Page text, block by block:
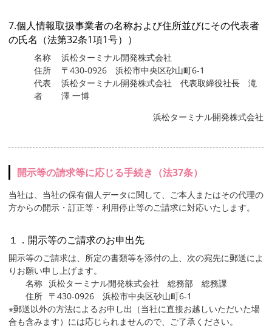
7.個人情報取扱事業者の名称および住所並びにその代表者
の氏名（法第32条1項1号））
名称
浜松ターミナル開発株式会社
住所
〒430-0926 浜松市中央区砂山町6-1
代表
者
浜松ターミナル開発株式会社 代表取締役社長 滝
澤 一博
浜松ターミナル開発株式会社
開示等の請求等に応じる手続き（法37条）
当社は、当社の保有個人データに関して、ご本人またはその代理の
方からの開示・訂正等・利用停止等のご請求に対応いたします。
１．開示等のご請求のお申出先
開示等のご請求は、所定の書類等を添付の上、次の宛先に郵送によ
りお願い申し上げます。
名称 浜松ターミナル開発株式会社 総務部 総務課
住所 〒430-0926 浜松市中央区砂山町6-1
※郵送以外の方法によるお申し出（当社に直接お越しいただいた場
合も含みます）には応じられませんので、ご了承ください。